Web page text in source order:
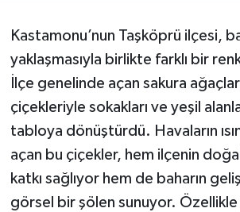
Kastamonu’nun Taşköprü ilçesi,
yaklaşmasıyla birlikte farklı bir
İlçe genelinde açan sakura
çiçekleriyle sokakları ve yeşil
tabloya dönüştürdü. Havaların
açan bu çiçekler, hem ilçenin
katkı sağlıyor hem de baharın
görsel bir şölen sunuyor. Özellikle
Küre Haberleri
Merkez Haberleri
Pınarbaşı Haberleri
Şenpazar Haberleri
Seydiler Haberleri